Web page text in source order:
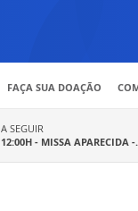
FAÇA SUA DOAÇÃO
A SEGUIR
12:00H - MISSA APARECIDA -